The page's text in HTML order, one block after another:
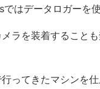
はデータロガーを
ラを装着すること
ってきたマシンを